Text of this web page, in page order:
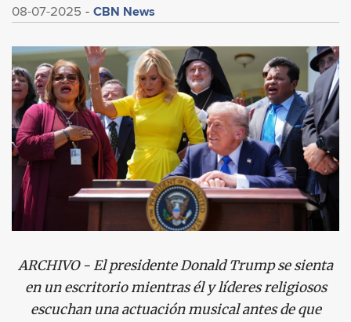
08-07-2025 CBN News
ARCHIVO - El presidente Donald Trump se sienta
en un escritorio mientras él y líderes religiosos
escuchan una actuación musical antes de que